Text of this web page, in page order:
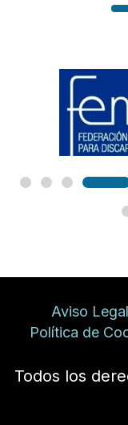
Aviso Legal
Política de
Todos los